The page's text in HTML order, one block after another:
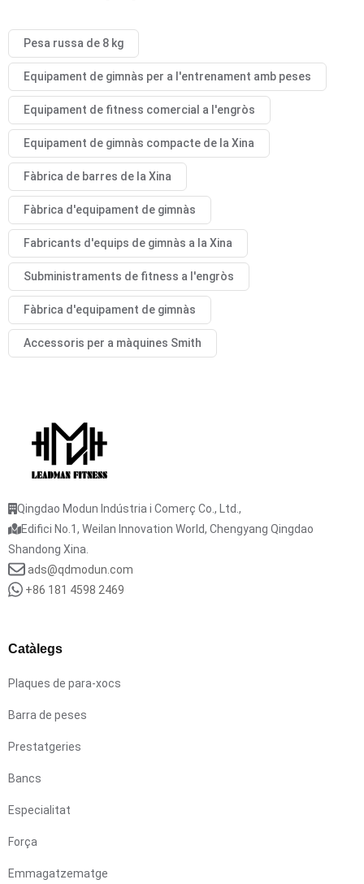
Pesa russa de 8 kg
Equipament de gimnàs per a l'entrenament amb peses
Equipament de fitness comercial a l'engròs
Equipament de gimnàs compacte de la Xina
Fàbrica de barres de la Xina
Fàbrica d'equipament de gimnàs
Fabricants d'equips de gimnàs a la Xina
Subministraments de fitness a l'engròs
Fàbrica d'equipament de gimnàs
Accessoris per a màquines Smith
Qingdao Modun Indústria i Comerç Co., Ltd.,
Edifici No.1, Weilan Innovation World, Chengyang Qingdao
Shandong Xina.
ads@qdmodun.com
+86 181 4598 2469
Catàlegs
Plaques de para-xocs
Barra de peses
Prestatgeries
Bancs
Especialitat
Força
Emmagatzematge